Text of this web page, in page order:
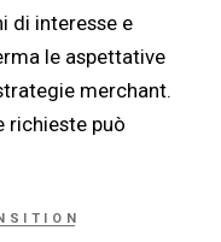
di interesse e
le aspettative
merchant.
richieste può